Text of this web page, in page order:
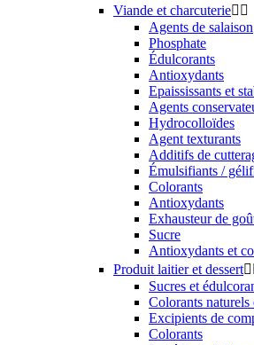
Viande et charcuterie 
Agents de salaison
Phosphate
Édulcorants
Antioxydants
Epaississants et
Agents
Hydrocolloïdes
Agent texturants
Additifs de
Émulsifiants /
Colorants
Antioxydants
Exhausteur de
Sucre
Antioxydants et
Produit laitier et dessert
Sucres et
Colorants naturels
Excipients de
Colorants